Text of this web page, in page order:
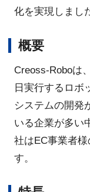
化を実現しまし
概要
Creoss-Roboは
日実行するロボ
システムの開発
いる企業が多い
社はEC事業者
す。